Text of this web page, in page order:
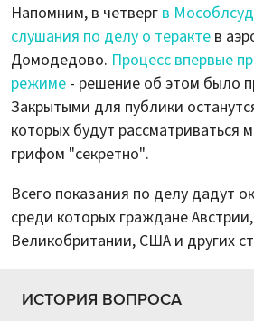
Напомним, в четверг в
слушания по делу о теракте в
Домодедово. Процесс впервые
режиме - решение об этом было
Закрытыми для публики
которых будут рассматриваться
грифом "секретно".
Всего показания по делу дадут
среди которых граждане
Великобритании, США и других
ИСТОРИЯ ВОПРОСА